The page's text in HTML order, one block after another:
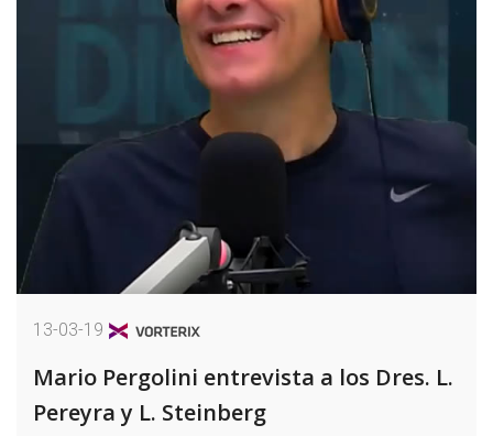
13-03-19
Mario Pergolini entrevista a los Dres. L.
Pereyra y L. Steinberg